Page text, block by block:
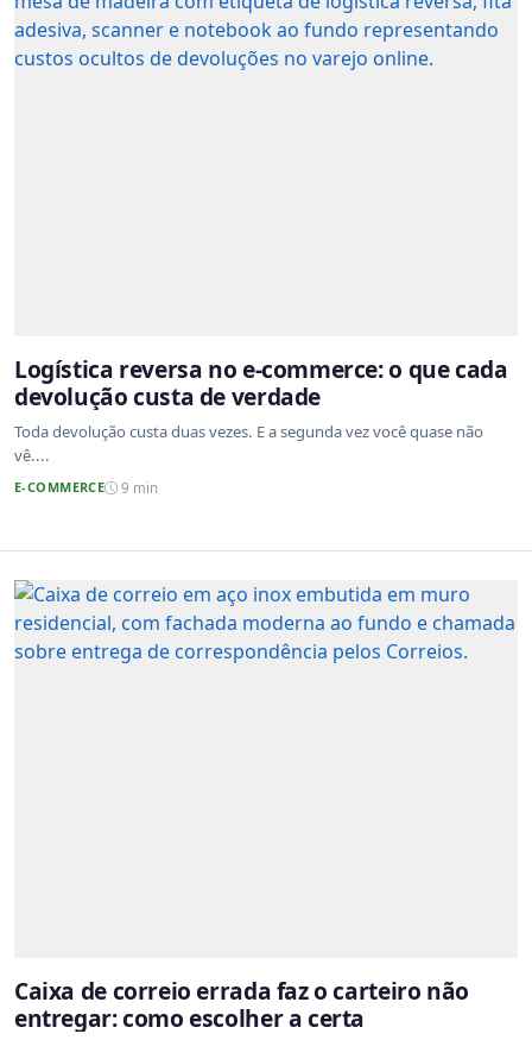
Logística reversa no e-commerce: o que cada
devolução custa de verdade
Toda devolução custa duas vezes. E a segunda vez você quase não
vê....
E-COMMERCE 9 min
Caixa de correio errada faz o carteiro não
entregar: como escolher a certa